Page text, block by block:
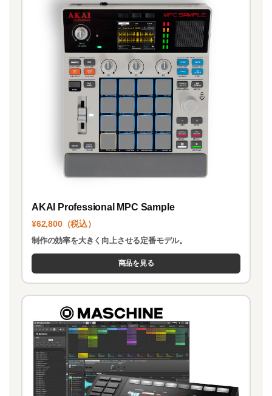
AKAI Professional MPC Sample
¥62,800（税込）
制作の効率を大きく向上させる定番モデル。
商品を見る